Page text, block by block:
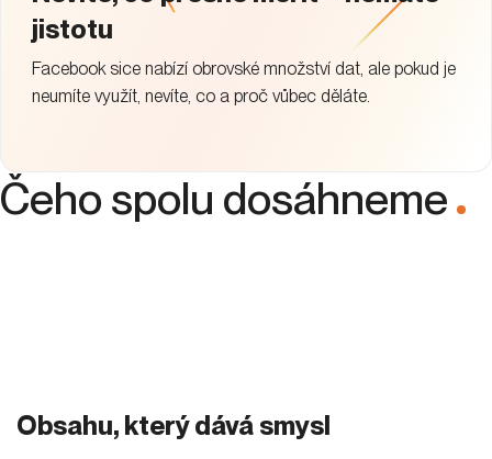
jistotu
Facebook sice nabízí obrovské množství dat, ale pokud je
neumíte využít, nevíte, co a proč vůbec děláte.
Čeho spolu dosáhneme
.
Obsahu, který dává smysl